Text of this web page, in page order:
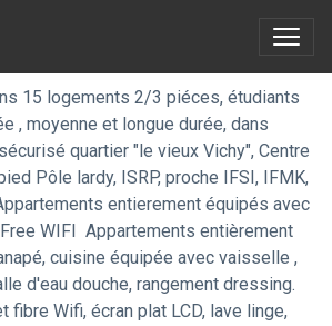
15 logements 2/3 piéces, étudiants
, moyenne et longue durée, dans
quartier "le vieux Vichy", Centre
Pôle lardy, ISRP, proche IFSI, IFMK,
entierement équipés avec
WIFI Appartements entièrement
cuisine équipée avec vaisselle ,
d'eau douche, rangement dressing.
fibre Wifi, écran plat LCD, lave linge,